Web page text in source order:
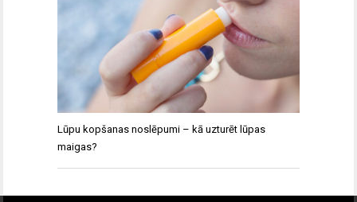
Lūpu kopšanas noslēpumi – kā uzturēt lūpas
maigas?